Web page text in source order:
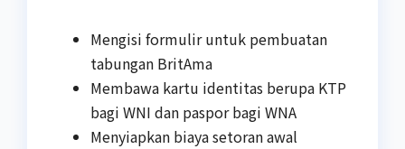
Mengisi formulir untuk pembuatan
tabungan BritAma
Membawa kartu identitas berupa KTP
bagi WNI dan paspor bagi WNA
Menyiapkan biaya setoran awal